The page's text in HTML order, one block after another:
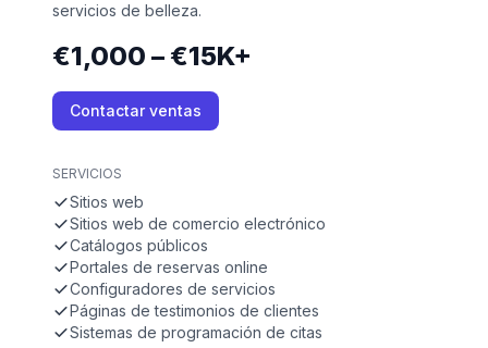
servicios de belleza.
€1,000 – €15K+
Contactar ventas
SERVICIOS
Sitios web
Sitios web de comercio electrónico
Catálogos públicos
Portales de reservas online
Configuradores de servicios
Páginas de testimonios de clientes
Sistemas de programación de citas